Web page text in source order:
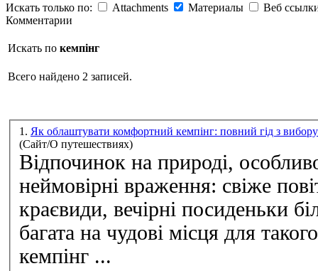
Искать только по:
Attachments Материалы
Веб
Комментарии
Искать по кемпінг
Всего найдено 2 записей.
1. Як облаштувати комфортний кемпінг: повний гід з вибору
(Сайт/О путешествиях)
Відпочинок на природі,
неймовірні враження: свіже
краєвиди, вечірні посиденьки
багата на чудові місця для
кемпінг ...